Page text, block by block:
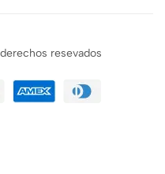
resevados